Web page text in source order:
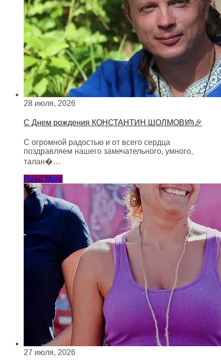
28 июля, 2026
С Днем рождения КОНСТАНТИН ШОЛМОВ!🎂🎉
С огромной радостью и от всего сердца
поздравляем нашего замечательного, умного,
талан�…
Read More
27 июля, 2026